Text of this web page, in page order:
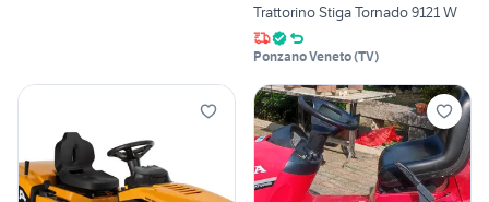
Trattorino Stiga Tornado 9121 W
Ponzano Veneto(TV)